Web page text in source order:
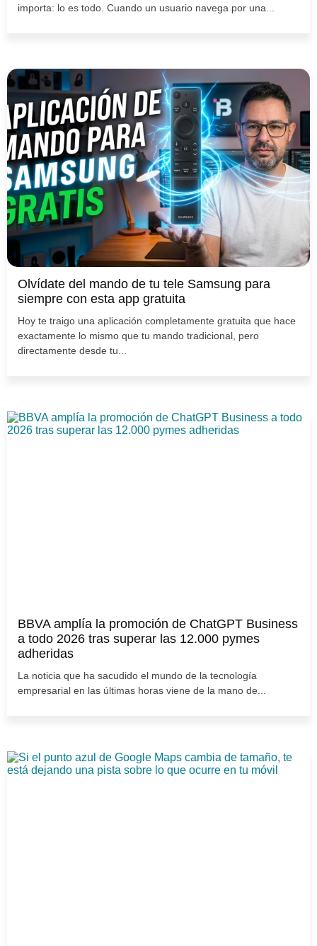
importa: lo es todo. Cuando un usuario navega por una...
Olvídate del mando de tu tele Samsung para
siempre con esta app gratuita
Hoy te traigo una aplicación completamente gratuita que hace
exactamente lo mismo que tu mando tradicional, pero
directamente desde tu...
BBVA amplía la promoción de ChatGPT Business
a todo 2026 tras superar las 12.000 pymes
adheridas
La noticia que ha sacudido el mundo de la tecnología
empresarial en las últimas horas viene de la mano de...